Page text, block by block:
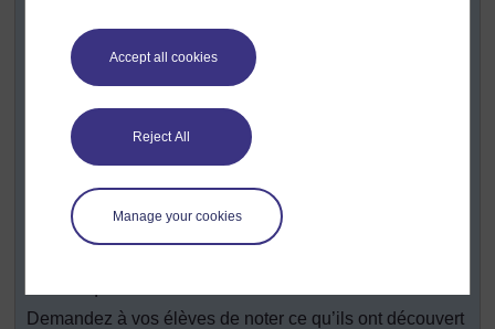
Accept all cookies
Reject All
Manage your cookies
spatial revenant sur Terre. Demandez aux élèves de
lever la main quand ils pensent que le vaisseau est
arrivé à la hauteur de l’air. (Notez bien à quel moment ils
lèvent la main). Arrêtez quand vous n’êtes plus qu’à
quelques millimètres de la surface du ballon. Dites-leur:
« Maintenant ! C’est ici que commence l’air. » Est-ce que
certains de vos élèves le savaient ou le pensaient ?
Maintenant demandez à vos élèves de faire les petites
expériences de laRessource 2 : Expériences sur l’air
Demandez à vos élèves de noter ce qu’ils ont découvert